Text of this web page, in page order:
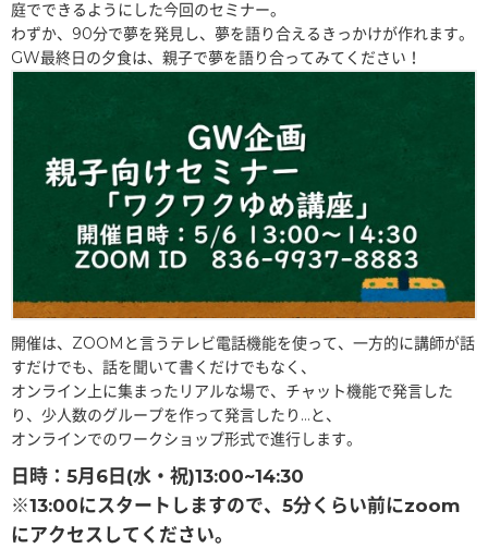
庭でできるようにした今回のセミナー。
わずか、90分で夢を発見し、夢を語り合えるきっかけが作れます。
GW最終日の夕食は、親子で夢を語り合ってみてください！
開催は、ZOOMと言うテレビ電話機能を使って、一方的に講師が話
すだけでも、話を聞いて書くだけでもなく、
オンライン上に集まったリアルな場で、チャット機能で発言した
り、少人数のグループを作って発言したり…と、
オンラインでのワークショップ形式で進行します。
日時：5月6日(水・祝)13:00~14:30
※13:00にスタートしますので、5分くらい前にzoom
にアクセスしてください。